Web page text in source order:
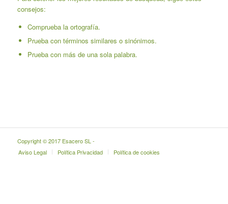
consejos:
Comprueba la ortografía.
Prueba con términos similares o sinónimos.
Prueba con más de una sola palabra.
Copyright © 2017 Esacero SL -
Aviso Legal
Política Privacidad Política de cookies